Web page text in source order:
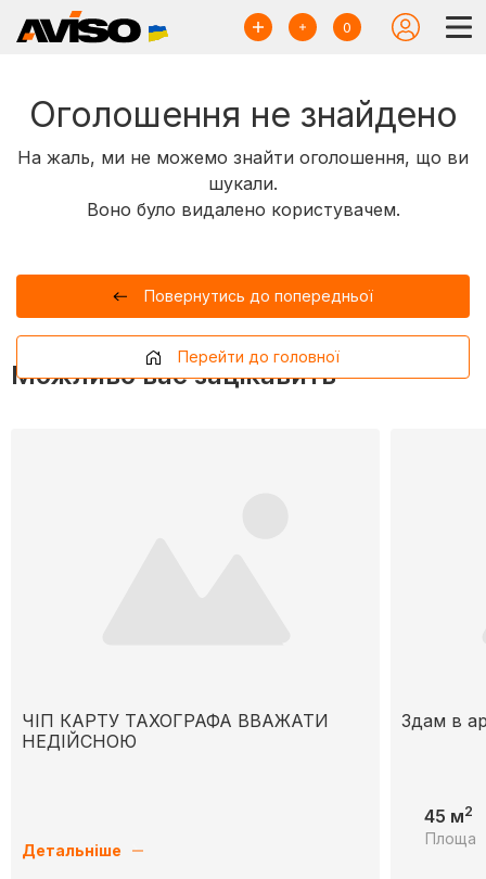
0
Оголошення не знайдено
На жаль, ми не можемо знайти оголошення, що ви
шукали.
Воно було видалено користувачем.
Повернутись до попередньої
Перейти до головної
Можливо вас зацікавить
ЧІП КАРТУ ТАХОГРАФА ВВАЖАТИ
НЕДІЙСНОЮ
Детальніше
Здам в
45 м2
Площа